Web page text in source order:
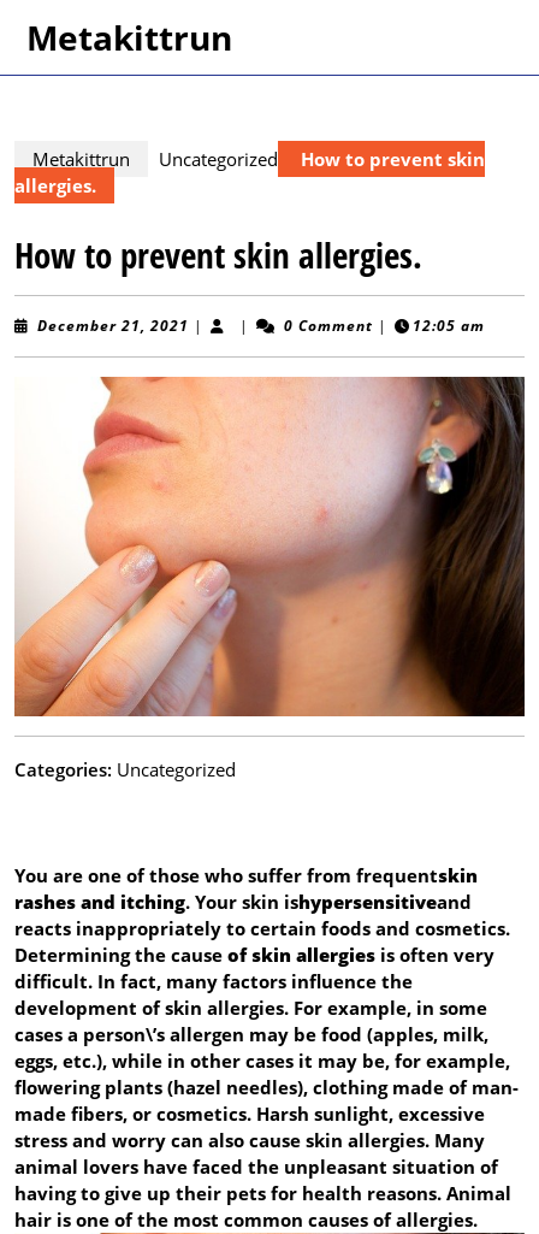
Metakittrun
Metakittrun Uncategorized
How to prevent skin
allergies.
How to prevent skin allergies.
December 21, 2021 December
| | 0 Comment | 12:05 am
Categories: Uncategorized
You are one of those who suffer from frequentskin
rashes and itching. Your skin ishypersensitiveand
reacts inappropriately to certain foods and cosmetics.
Determining the cause of skin allergies is often very
difficult. In fact, many factors influence the
development of skin allergies. For example, in some
cases a person\’s allergen may be food (apples, milk,
eggs, etc.), while in other cases it may be, for example,
flowering plants (hazel needles), clothing made of man-
made fibers, or cosmetics. Harsh sunlight, excessive
stress and worry can also cause skin allergies. Many
animal lovers have faced the unpleasant situation of
having to give up their pets for health reasons. Animal
hair is one of the most common causes of allergies.